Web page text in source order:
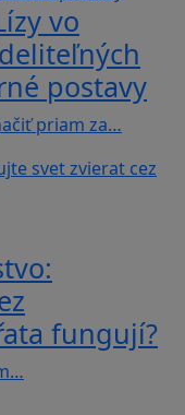
vo
postavy
priam za…
fungují?